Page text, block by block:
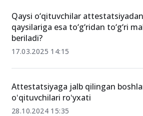
Qaysi o‘qituvchilar
qaysilariga esa to‘g‘ridan to‘g‘ri
beriladi?
17.03.2025 14:15
Attestatsiyaga jalb qilingan
oʻqituvchilari roʻyxati
28.10.2024 15:35